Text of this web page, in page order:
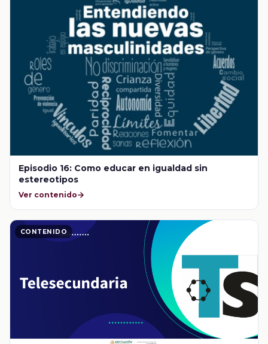
Episodio 16: Como educar en igualdad sin
estereotipos
Ver contenido
CONTENIDO